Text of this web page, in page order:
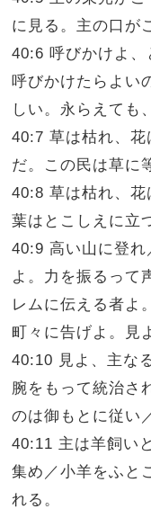
に見る。主の口が
40:6 呼びかけよ、
呼びかけたらよい
しい。永らえても
40:7 草は枯れ、花
だ。この民は草に
40:8 草は枯れ、花
葉はとこしえに立
40:9 高い山に登れ
よ。力を振るって
レムに伝える者よ
町々に告げよ。見
40:10 見よ、主な
腕をもって統治さ
のは御もとに従い
40:11 主は羊飼い
集め／小羊をふと
れる。